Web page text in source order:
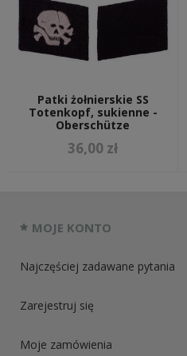
Patki żołnierskie SS
Totenkopf, sukienne -
Oberschütze
36,00 zł
MOJE KONTO
Najczęściej zadawane pytania
Zarejestruj się
Moje zamówienia